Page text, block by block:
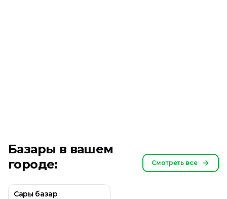
Базары в вашем
городе:
Смотреть все
Сары базар